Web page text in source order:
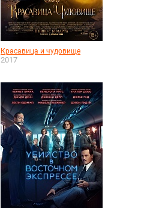
Красавица и чудовище
2017